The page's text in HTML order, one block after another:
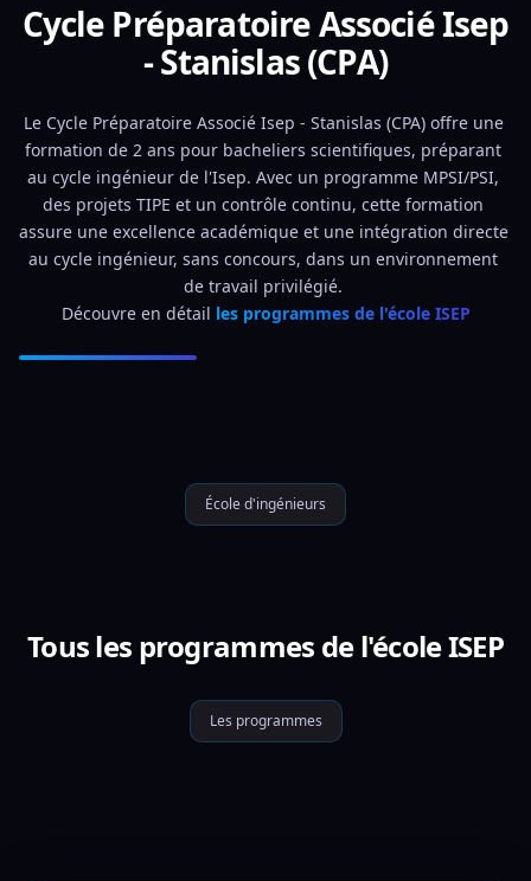
Cycle Préparatoire Associé Isep
- Stanislas (CPA)
Le Cycle Préparatoire Associé Isep - Stanislas (CPA) offre une
formation de 2 ans pour bacheliers scientifiques, préparant
au cycle ingénieur de l'Isep. Avec un programme MPSI/PSI,
des projets TIPE et un contrôle continu, cette formation
assure une excellence académique et une intégration directe
au cycle ingénieur, sans concours, dans un environnement
de travail privilégié.
Découvre en détail les programmes de l'école ISEP
École d'ingénieurs
Tous les programmes de l'école ISEP
Les programmes